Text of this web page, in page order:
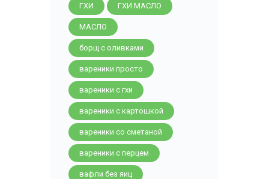
ГХИ ГХИ МАСЛО
МАСЛО
борщ с оливками
вареники просто
вареники с гхи
вареники с картошкой
вареники со сметаной
вареники с перцем
вафли без яиц